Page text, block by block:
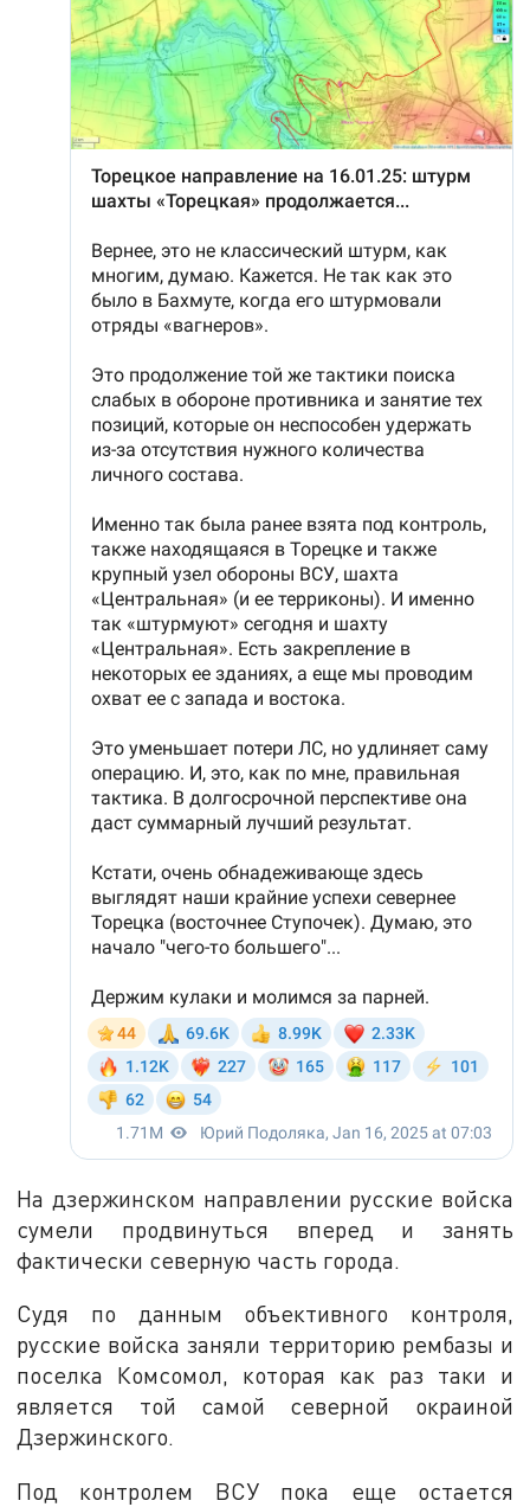
На дзержинском направлении русские войска
сумели продвинуться вперед и занять
фактически северную часть города.
Судя по данным объективного контроля,
русские войска заняли территорию рембазы и
поселка Комсомол, которая как раз таки и
является той самой северной окраиной
Дзержинского.
Под контролем ВСУ пока еще остается